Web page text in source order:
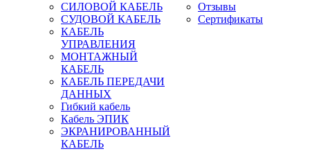
СИЛОВОЙ КАБЕЛЬ
СУДОВОЙ КАБЕЛЬ
КАБЕЛЬ
УПРАВЛЕНИЯ
МОНТАЖНЫЙ
КАБЕЛЬ
КАБЕЛЬ ПЕРЕДАЧИ
ДАННЫХ
Гибкий кабель
Кабель ЭПИК
ЭКРАНИРОВАННЫЙ
КАБЕЛЬ
Отзывы
Сертификаты